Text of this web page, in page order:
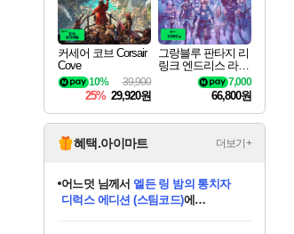
커세어 코브 Corsair
Cove
39,900
10%
25% 29,920원
그랑블루 판타지 리
링크 엔드리스 라그
나로크 Granblue Fa
ntasy Relink Endless
7,000
66,800원
혜택.아이마트 더보기+
어느덧 님께서엘든 링 밤의 통치자
당첨되셨습니다.
동작그만님께서 (본편포함) 데이브 더
다이버 인 더 정글 번들 (스팀코드)